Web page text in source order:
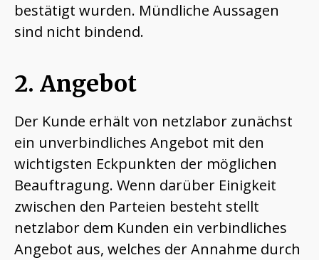
bestätigt wurden. Mündliche Aussagen
sind nicht bindend.
2. Angebot
Der Kunde erhält von netzlabor zunächst
ein unverbindliches Angebot mit den
wichtigsten Eckpunkten der möglichen
Beauftragung. Wenn darüber Einigkeit
zwischen den Parteien besteht stellt
netzlabor dem Kunden ein verbindliches
Angebot aus, welches der Annahme durch